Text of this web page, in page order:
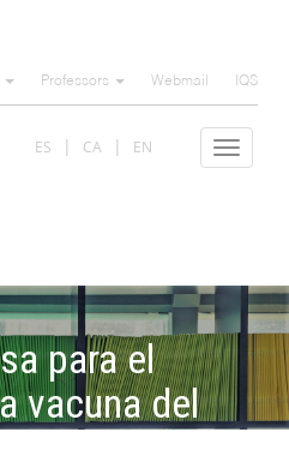
Professors Webmail IQS
Toggle
ES CA EN
para el
vacuna del